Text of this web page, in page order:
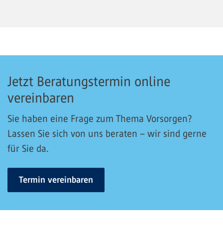
Jetzt Beratungstermin online
vereinbaren
Sie haben eine Frage zum Thema Vorsorgen?
Lassen Sie sich von uns beraten – wir sind gerne
für Sie da.
Termin vereinbaren